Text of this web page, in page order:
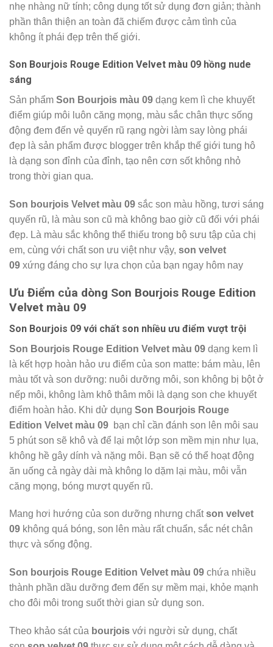
nhẹ nhàng nữ tính; công dụng tốt sử dụng đơn giản; thành
phần thân thiện an toàn đã chiếm được cảm tình của
không ít phái đẹp trên thế giới.
Son Bourjois Rouge Edition Velvet màu 09 hồng nude
sáng
Sản phẩm Son Bourjois màu 09 dạng kem lì che khuyết
điểm giúp môi luôn căng mọng, màu sắc chân thực sống
động đem đến vẻ quyến rũ rạng ngời làm say lòng phái
đẹp là sản phẩm được blogger trên khắp thế giới tung hô
là dạng son đỉnh của đỉnh, tạo nên cơn sốt không nhỏ
trong thời gian qua.
Son bourjois Velvet màu 09 sắc son màu hồng, tươi sáng
quyến rũ, là màu son cũ mà không bao giờ cũ đối với phái
đẹp. Là màu sắc không thể thiếu trong bộ sưu tập của chị
em, cùng với chất son ưu việt như vậy, son velvet
09 xứng đáng cho sự lựa chọn của bạn ngay hôm nay
Ưu Điểm của dòng Son Bourjois Rouge Edition
Velvet màu 09
Son Bourjois 09 với chất son nhiều ưu điểm vượt trội
Son Bourjois Rouge Edition Velvet màu 09 dạng kem lì
là kết hợp hoàn hảo ưu điểm của son matte: bám màu, lên
màu tốt và son dưỡng: nuôi dưỡng môi, son không bị bột ở
nếp môi, không làm khô thâm môi là dạng son che khuyết
điểm hoàn hảo. Khi dử dụng Son Bourjois Rouge
Edition Velvet màu 09 bạn chỉ cần đánh son lên môi sau
5 phút son sẽ khô và để lại một lớp son mềm mịn như lụa,
không hề gây dính và nặng môi. Bạn sẽ có thể hoạt động
ăn uống cả ngày dài mà không lo dặm lại màu, môi vẫn
căng mọng, bóng mượt quyến rũ.
Mang hơi hướng của son dưỡng nhưng chấtson velvet
09 không quá bóng, son lên màu rất chuẩn, sắc nét chân
thực và sống động.
Son bourjois Rouge Edition Velvet màu 09 chứa nhiều
thành phần dầu dưỡng đem đến sự mềm mại, khỏe mạnh
cho đôi môi trong suốt thời gian sử dụng son.
Theo khảo sát của bourjois với người sử dụng, chất